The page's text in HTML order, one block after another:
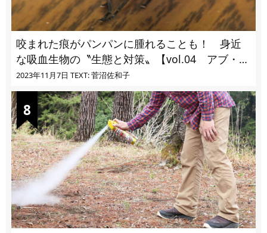
咬まれた痕がパンパンに腫れることも！ 身近
な吸血生物の〝生態と対策〟【vol.04 アブ・ブ
ユ・ヌカカ】
2023年11月7日 TEXT: 菅沼佐和子